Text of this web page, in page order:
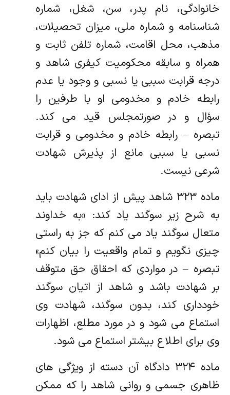
خانوادگی، نام پدر، سن، شغل، شماره
شناسنامه و شماره ملی، میزان تحصیلات،
مذهب، محل اقامت، شماره تلفن ثابت و
همراه و سابقه محکومیت کیفری شاهد و
درجه قرابت سببی یا نسبی و وجود یا عدم
رابطه خادم و مخدومی او با طرفین را
سؤال و در صورتمجلس قید می کند.
تبصره – رابطه خادم و مخدومی و قرابت
نسبی یا سببی مانع از پذیرش شهادت
شرعی نیست.
ماده ۳۲۳ شاهد پیش از ادای شهادت باید
به شرح زیر سوگند یاد کند: «به خداوند
متعال سوگند یاد می کنم که جز به راستی
چیزی نگویم و تمام واقعیت را بیان کنم»
تبصره – در مواردی که احقاق حق متوقف
بر شهادت باشد و شاهد از اتیان سوگند
خودداری کند، بدون سوگند، شهادت وی
استماع می شود و در مورد مطلع، اظهارات
وی برای اطلاع بیشتر استماع می شود.
ماده ۳۲۴ دادگاه آن دسته از ویژگی های
ظاهری جسمی و روانی شاهد را که ممکن